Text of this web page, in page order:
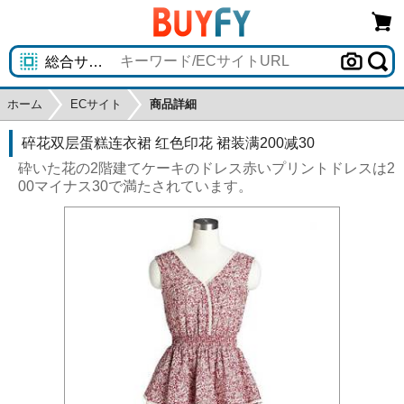
ホーム ECサイト 商品詳細
碎花双层蛋糕连衣裙 红色印花 裙装满200减30
砕いた花の2階建てケーキのドレス赤いプリントドレスは2
00マイナス30で満たされています。